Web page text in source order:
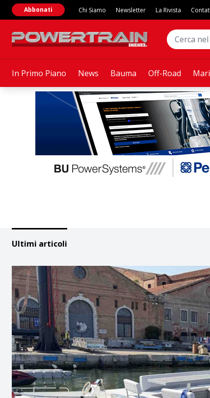
In Primo Piano News Bauma Off-Road
Abbonati Chi Siamo Newsletter La Rivista
Ultimi articoli